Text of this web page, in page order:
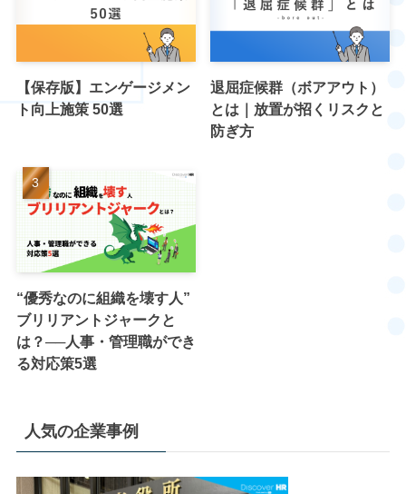
【保存版】エンゲージメン
ト向上施策 50選
退屈症候群（ボアアウト）
とは｜放置が招くリスクと
防ぎ方
“優秀なのに組織を壊す人”
ブリリアントジャークと
は？──人事・管理職ができ
る対応策5選
人気の企業事例